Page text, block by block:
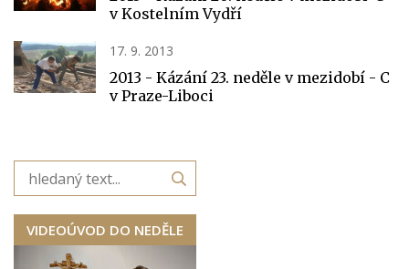
v Kostelním Vydří
17. 9. 2013
2013 - Kázání 23. neděle v mezidobí - C
v Praze-Liboci
VIDEOÚVOD DO NEDĚLE